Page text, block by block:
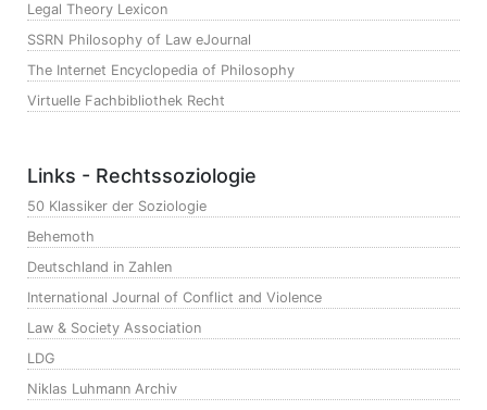
Legal Theory Lexicon
SSRN Philosophy of Law eJournal
The Internet Encyclopedia of Philosophy
Virtuelle Fachbibliothek Recht
Links - Rechtssoziologie
50 Klassiker der Soziologie
Behemoth
Deutschland in Zahlen
International Journal of Conflict and Violence
Law & Society Association
LDG
Niklas Luhmann Archiv